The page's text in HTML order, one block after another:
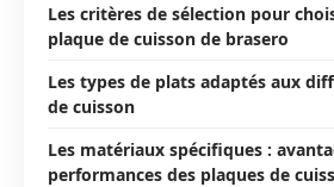
Les critères de sélection pour
plaque de cuisson de brasero
Les types de plats adaptés aux
de cuisson
Les matériaux spécifiques :
performances des plaques de